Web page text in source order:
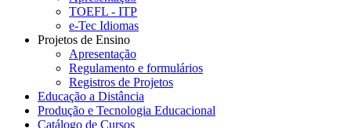
TOEFL - ITP
e-Tec Idiomas
Projetos de Ensino
Apresentação
Regulamento e formulários
Registros de Projetos
Educação a Distância
Produção e Tecnologia Educacional
Catálogo de Cursos